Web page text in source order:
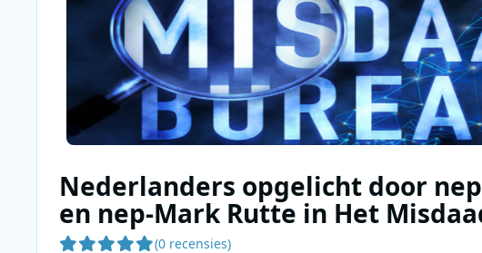
Nederlanders opgelicht door
en nep-Mark Rutte in Het
(0 recensies)